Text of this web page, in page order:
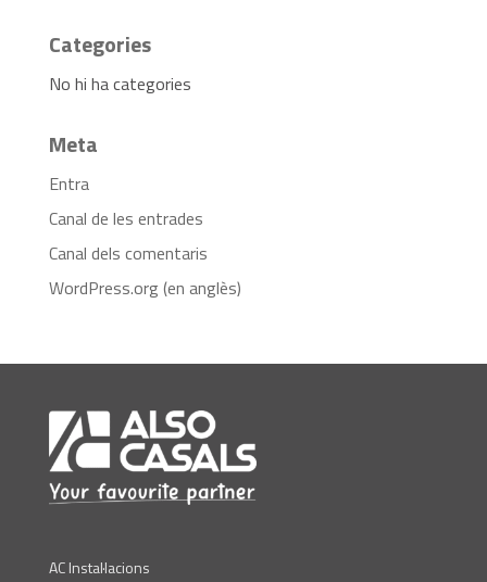
Categories
No hi ha categories
Meta
Entra
Canal de les entrades
Canal dels comentaris
WordPress.org (en anglès)
AC Instal·lacions